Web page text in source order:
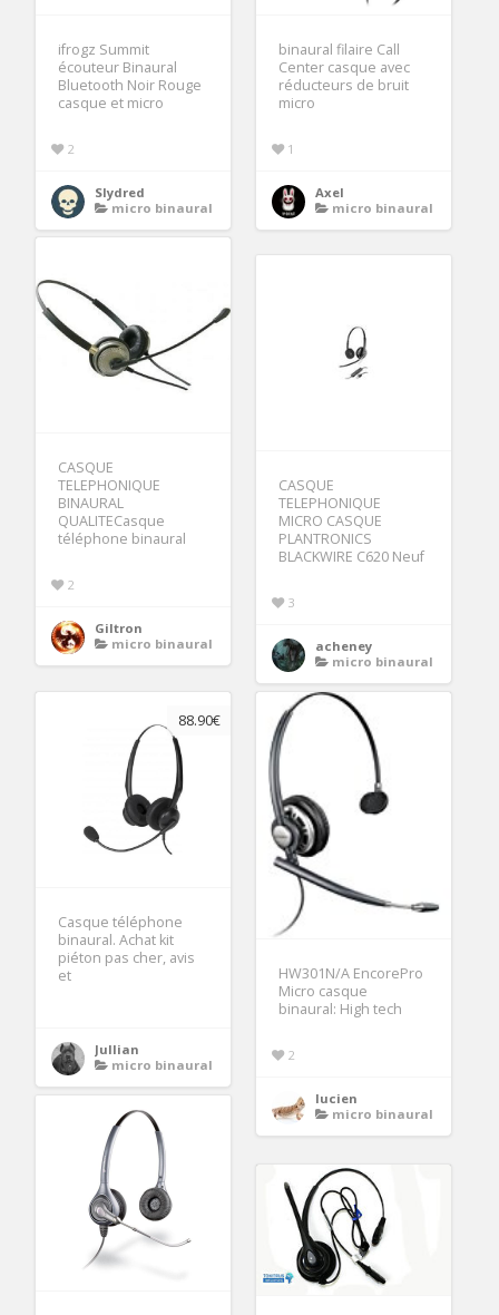
ifrogz Summit
écouteur Binaural
Bluetooth Noir Rouge
casque et micro
2
Slydred
micro binaural
binaural filaire Call
Center casque avec
réducteurs de bruit
micro
1
Axel
micro binaural
CASQUE
TELEPHONIQUE
BINAURAL
QUALITECasque
téléphone binaural
2
Giltron
micro binaural
CASQUE
TELEPHONIQUE
MICRO CASQUE
PLANTRONICS
BLACKWIRE C620 Neuf
3
acheney
micro binaural
88.90€
Casque téléphone
binaural. Achat kit
piéton pas cher, avis
et
Jullian
micro binaural
HW301N/A EncorePro
Micro casque
binaural: High tech
2
lucien
micro binaural